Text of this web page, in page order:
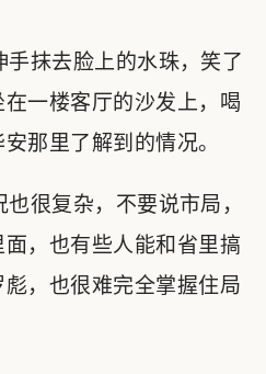
抹去脸上的水珠，笑了
一楼客厅的沙发上，喝
那里了解到的情况。
很复杂，不要说市局，
，也有些人能和省里搞
，也很难完全掌握住局